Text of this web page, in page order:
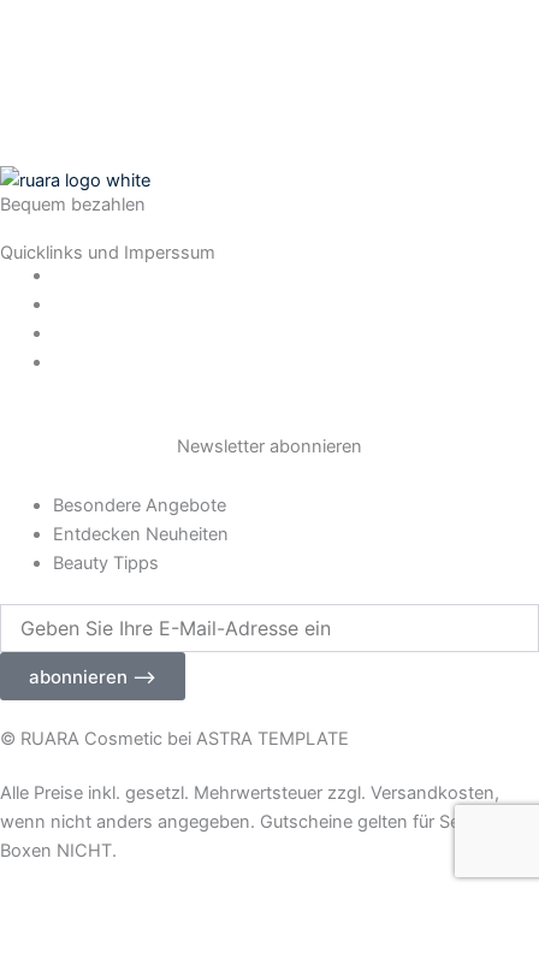
Bequem bezahlen
Quicklinks und Imperssum
Newsletter abonnieren
Besondere Angebote
Entdecken Neuheiten
Beauty Tipps
Sie
Adresse
abonnieren ⟶
© RUARA Cosmetic bei ASTRA TEMPLATE
Alle Preise inkl. gesetzl. Mehrwertsteuer zzgl. Versandkosten,
wenn nicht anders angegeben. Gutscheine gelten für Sets und
Boxen NICHT.